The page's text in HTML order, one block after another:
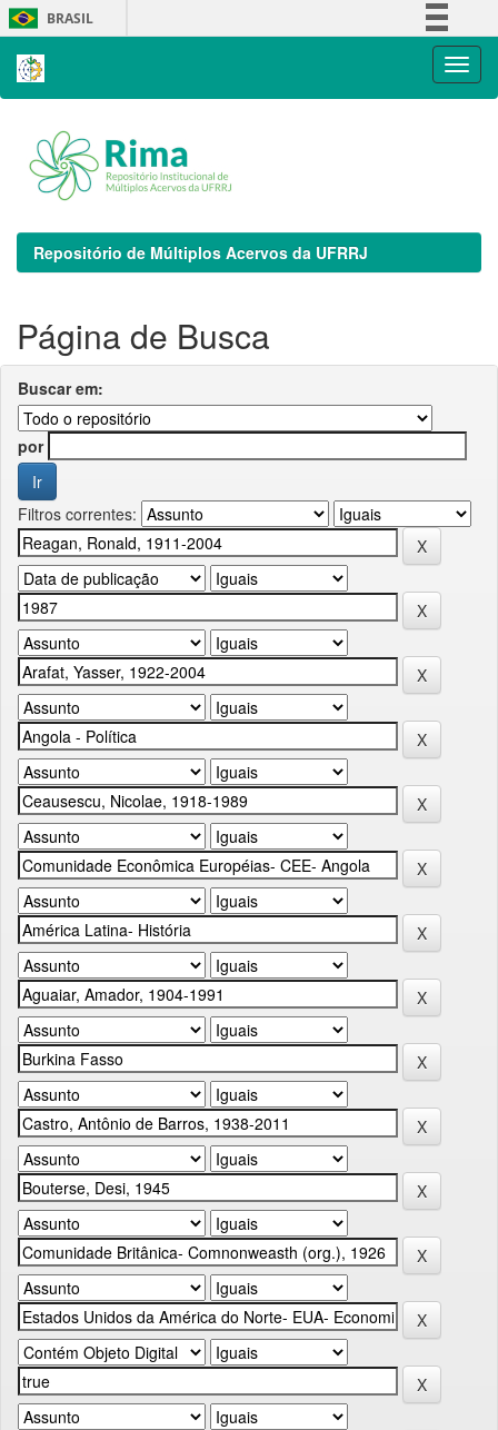
Skip
navigation
BRASIL
Repositório de Múltiplos Acervos da UFRRJ
Página de Busca
Buscar em:
por
Filtros correntes: